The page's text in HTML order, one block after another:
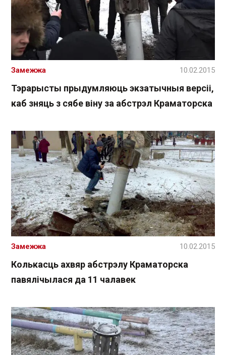
Тэрарысты прыдумляюць экзатычныя версіі,
каб зняць з сябе віну за абстрэл Краматорска
Замежжа 10.02.2015
Колькасць ахвяр абстрэлу Краматорска
павялічылася да 11 чалавек
Замежжа 10.02.2015